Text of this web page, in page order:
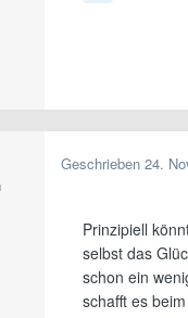
Geschrieben 24.
Prinzipiell
selbst das
schon ein
schafft es